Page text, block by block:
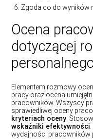
Zgoda co do wyników
Ocena
dotyczącej
Elementem rozmowy
pracy oraz ocena
pracowników. Wszyscy
sprawiedliwej oceny
kryteriach oceny .
wskaźniki efektywności
wydajności pracowników